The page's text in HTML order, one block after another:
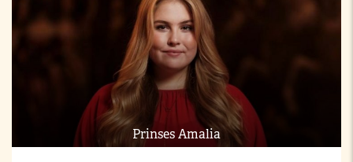
Prinses Amalia